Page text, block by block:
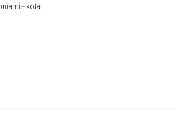
- koła